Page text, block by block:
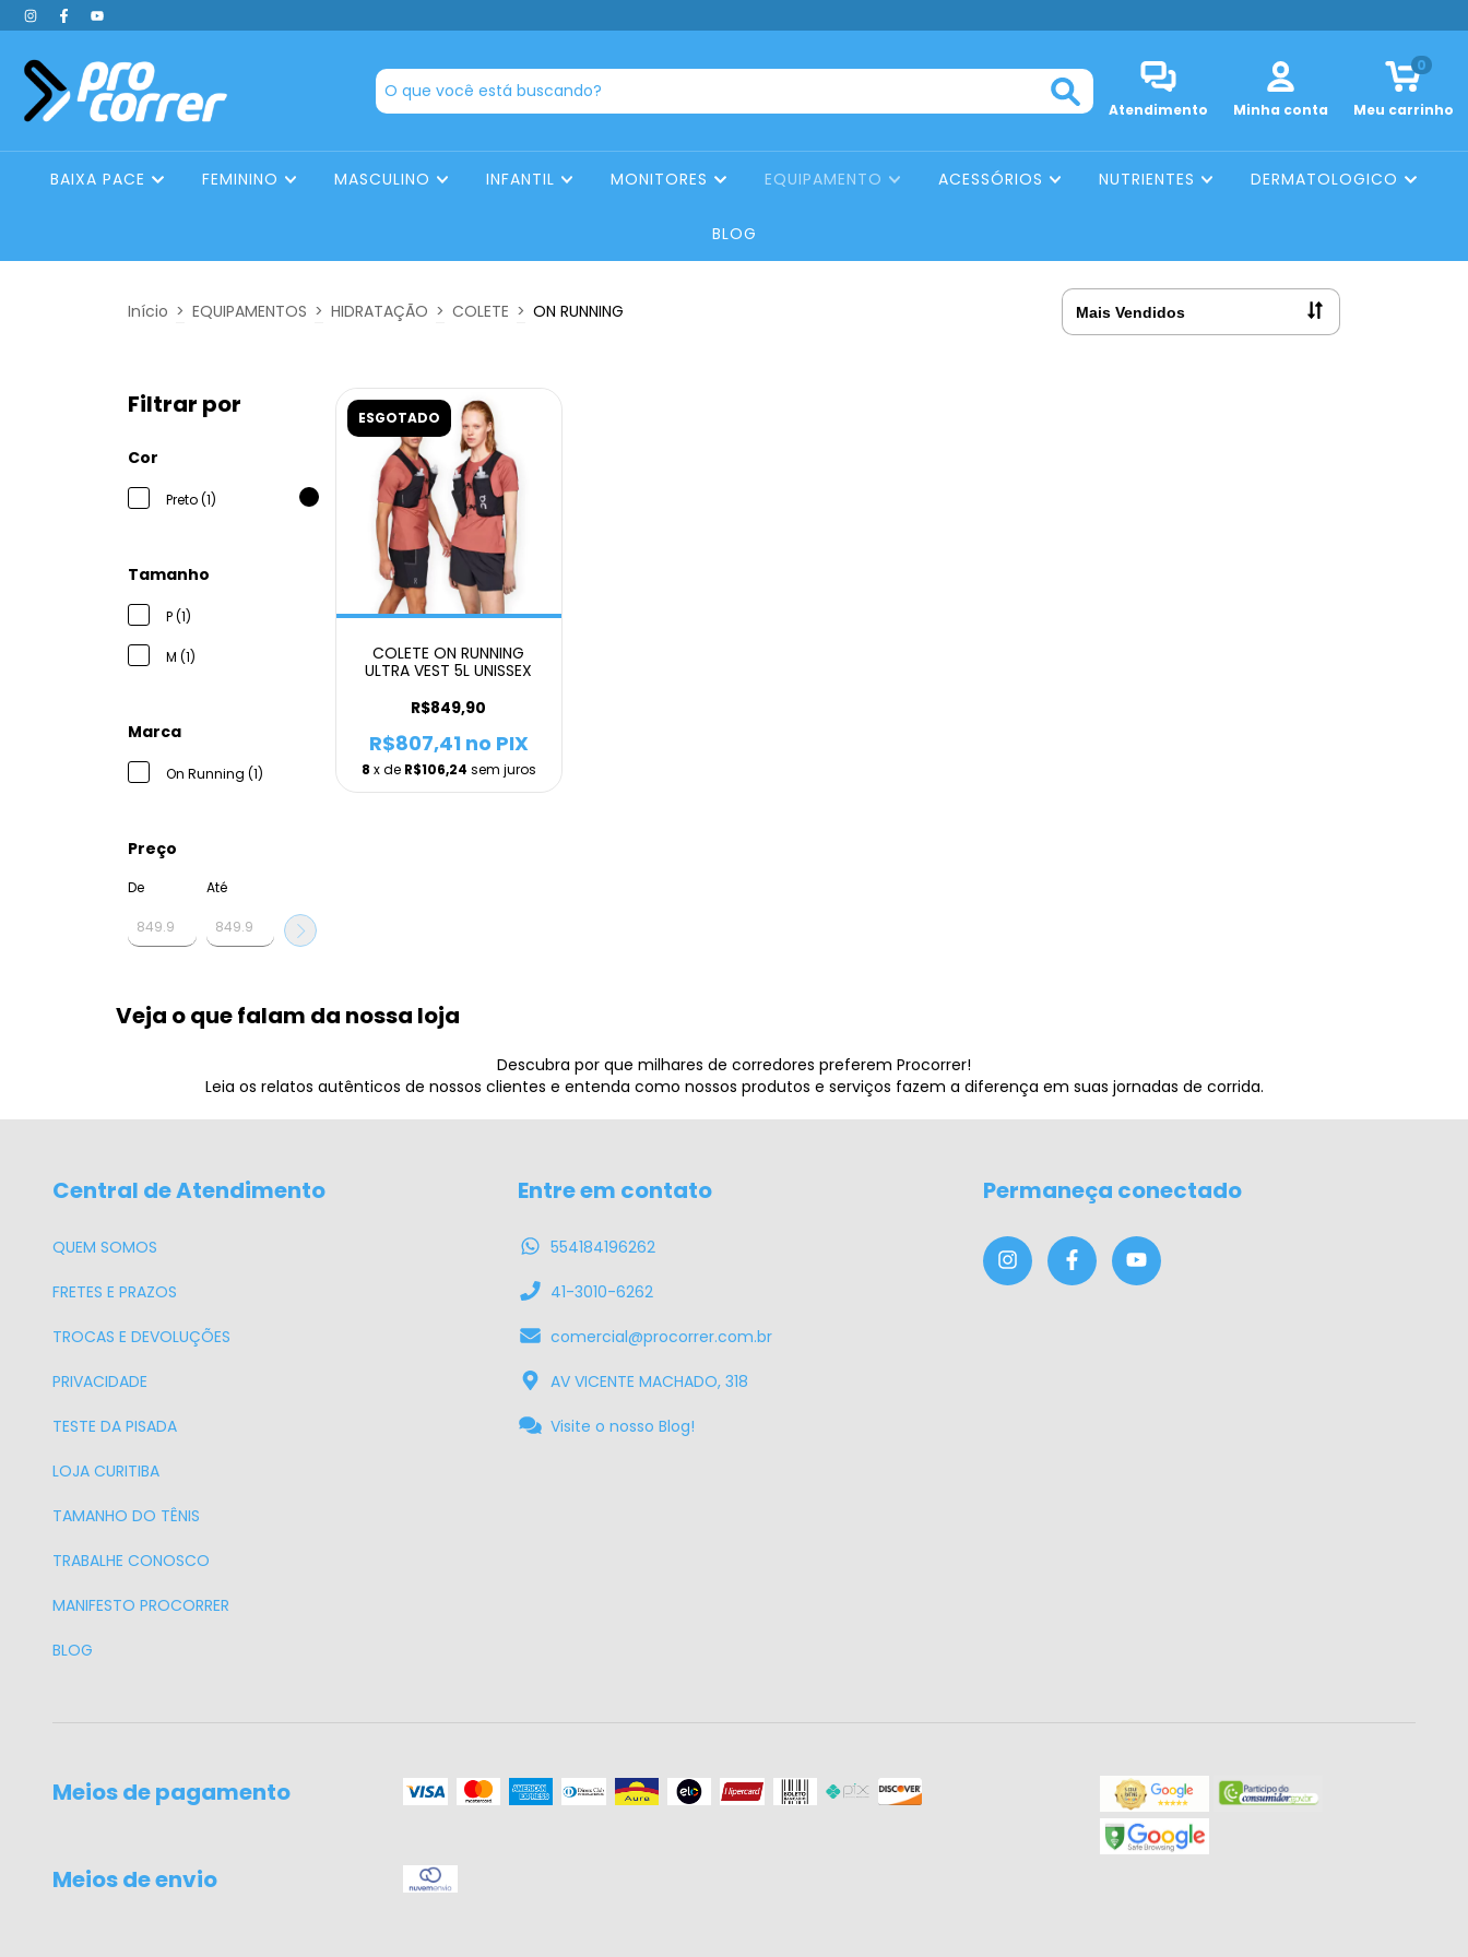
Atendimento Minha conta Meu carrinho
0
BAIXA PACE FEMININO MASCULINO INFANTIL MONITORES EQUIPAMENTO ACESSÓRIOS NUTRIENTES DERMATOLOGICO
BLOG
Início > EQUIPAMENTOS > HIDRATAÇÃO > COLETE > ON RUNNING
Filtrar por
Cor
Preto (1)
Tamanho
P (1)
M (1)
Marca
On Running (1)
Preço
De Até
ESGOTADO
COLETE ON RUNNING
ULTRA VEST 5L UNISSEX
R$849,90
8 x de R$106,24 sem juros
R$807,41no PIX
Veja o que falam da nossa loja
Descubra por que milhares de corredores preferem Procorrer!
Leia os relatos autênticos de nossos clientes e entenda como nossos produtos e serviços fazem a diferença em suas jornadas de corrida.
Central de Atendimento
QUEM SOMOS
FRETES E PRAZOS
TROCAS E DEVOLUÇÕES
PRIVACIDADE
TESTE DA PISADA
LOJA CURITIBA
TAMANHO DO TÊNIS
TRABALHE CONOSCO
MANIFESTO PROCORRER
BLOG
Entre em contato
554184196262
41-3010-6262
comercial@procorrer.com.br
AV VICENTE MACHADO, 318
Visite o nosso Blog!
Permaneça conectado
Meios de pagamento
Meios de envio